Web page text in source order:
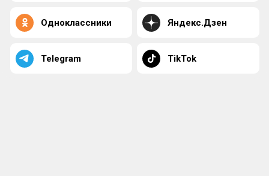
Одноклассники Яндекс.Дзен
Telegram TikTok